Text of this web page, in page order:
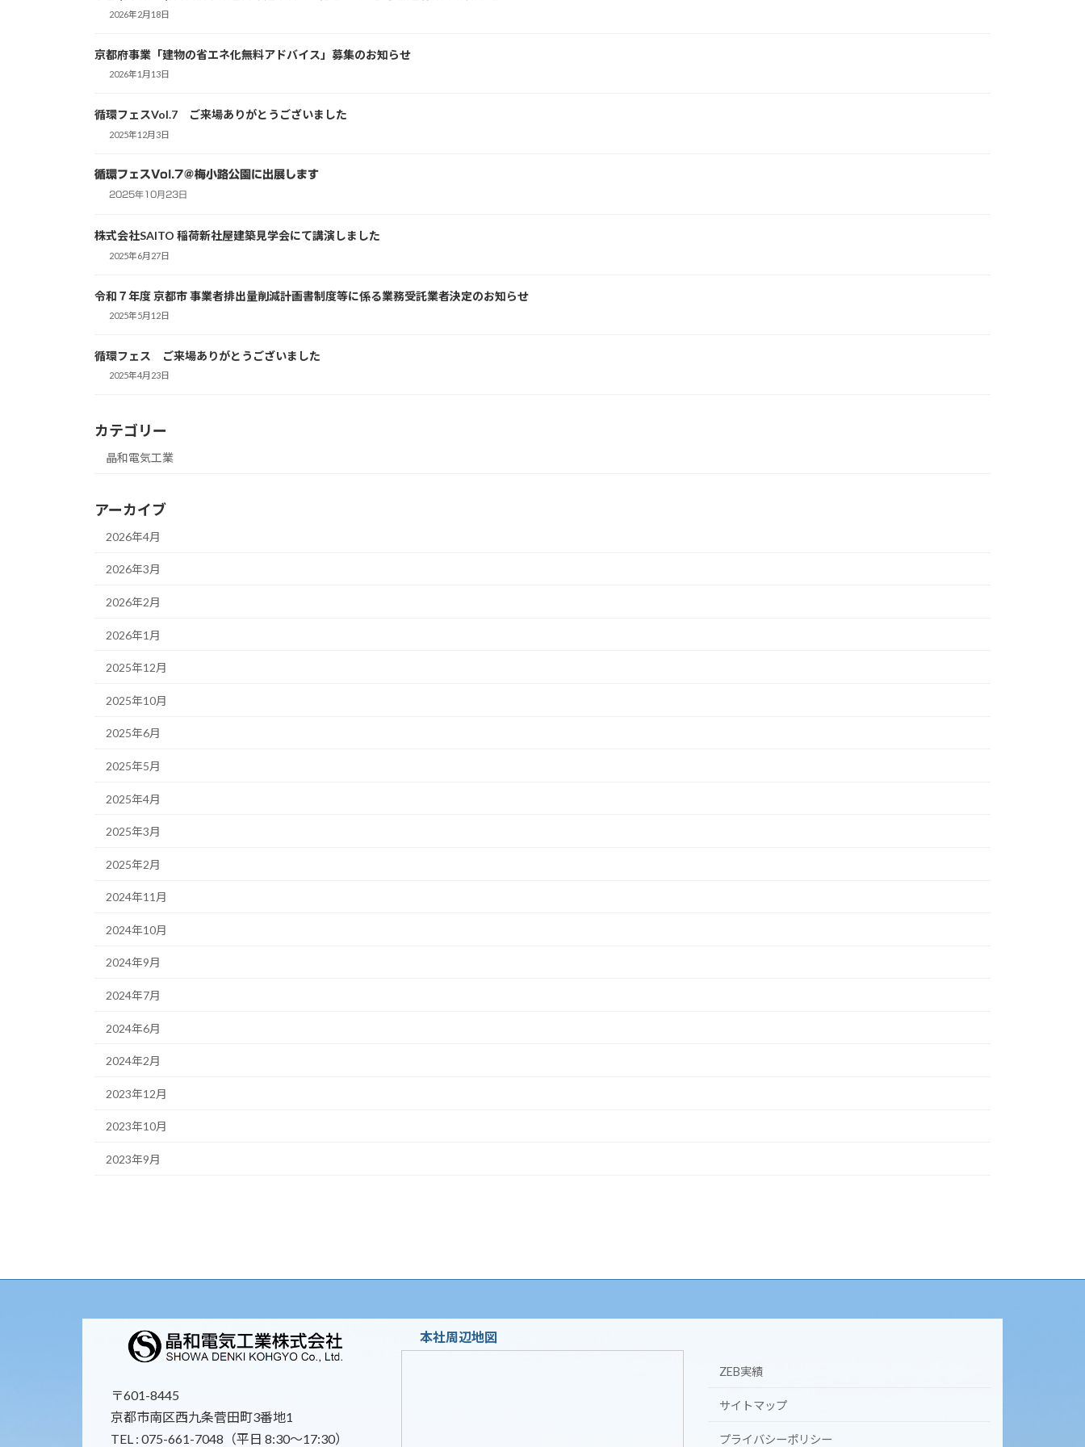
2026年2月18日
京都府事業「建物の省エネ化無料アドバイス」募集のお知らせ
2026年1月13日
循環フェスVol.7 ご来場ありがとうございました
2025年12月3日
循環フェスVol.7＠梅小路公園に出展します
2025年10月23日
株式会社SAITO 稲荷新社屋建築見学会にて講演しました
2025年6月27日
令和７年度 京都市 事業者排出量削減計画書制度等に係る業務受託業者決定のお知らせ
2025年5月12日
循環フェス ご来場ありがとうございました
2025年4月23日
カテゴリー
晶和電気工業
アーカイブ
2026年4月
2026年3月
2026年2月
2026年1月
2025年12月
2025年10月
2025年6月
2025年5月
2025年4月
2025年3月
2025年2月
2024年11月
2024年10月
2024年9月
2024年7月
2024年6月
2024年2月
2023年12月
2023年10月
2023年9月
〒601-8445
京都市南区西九条菅田町3番地1
TEL : 075-661-7048（平日 8:30～17:30）
本社周辺地図
ZEB実績
サイトマップ
プライバシーポリシー